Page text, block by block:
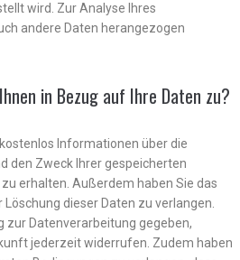
wird. Zur Analyse Ihres
andere Daten herangezogen
in Bezug auf Ihre Daten zu?
Informationen über die
den Zweck Ihrer gespeicherten
erhalten. Außerdem haben Sie das
dieser Daten zu verlangen.
zur Datenverarbeitung gegeben,
jederzeit widerrufen. Zudem haben